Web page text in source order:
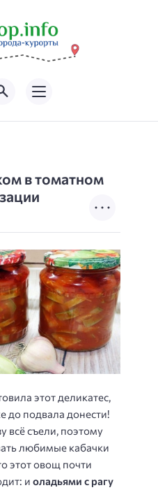
в томатном
этот деликатес,
до подвала донести!
всё съели, поэтому
любимые кабачки
этот овощ почти
и оладьями с рагу